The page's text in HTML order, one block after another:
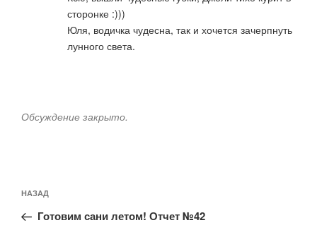
сторонке :)))
Юля, водичка чудесна, так и хочется зачерпнуть
лунного света.
Обсуждение закрыто.
по
записям
Предыдущая
запись:
НАЗАД
Готовим сани летом! Отчет №42